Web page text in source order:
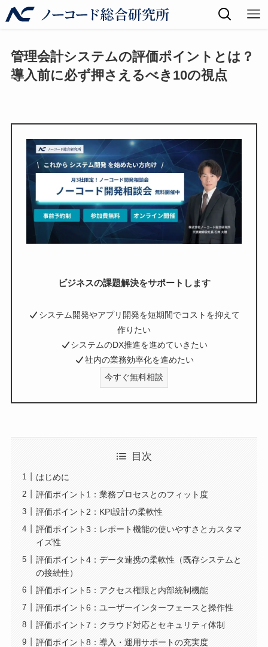
管理会計システムの評価ポイントとは？
導入前に必ず押さえるべき10の視点
ビジネスの課題解決をサポートします
システム開発やアプリ開発を短期間でコストを抑えて
作りたい
システムのDX推進を進めていきたい
社内の業務効率化を進めたい
今すぐ無料相談
目次
はじめに
評価ポイント1：業務プロセスとのフィット度
評価ポイント2：KPI設計の柔軟性
評価ポイント3：レポート機能の使いやすさとカスタマ
イズ性
評価ポイント4：データ連携の柔軟性（既存システムと
の接続性）
評価ポイント5：アクセス権限と内部統制機能
評価ポイント6：ユーザーインターフェースと操作性
評価ポイント7：クラウド対応とセキュリティ体制
評価ポイント8：導入・運用サポートの充実度